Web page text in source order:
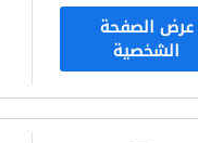
عرض الصفحة
الشخصية